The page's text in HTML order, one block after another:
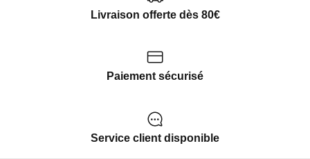
Livraison offerte dès 80€
Paiement sécurisé
Service client disponible